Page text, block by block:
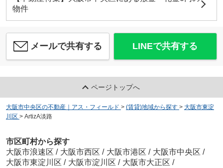
物件
メールで共有する LINEで共有する
ページトップへ
大阪市中央区の不動産｜アス・フィールド > (賃貸)地域から探す > 大阪市東淀
川区 > ArtizA淡路
市区町村から探す
大阪市浪速区 / 大阪市西区 / 大阪市港区 / 大阪市中央区 /
大阪市東淀川区 / 大阪市淀川区 / 大阪市大正区 /